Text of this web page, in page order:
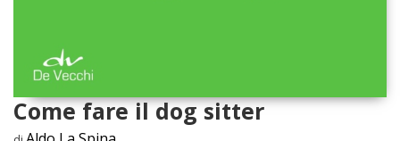
Come fare il dog sitter